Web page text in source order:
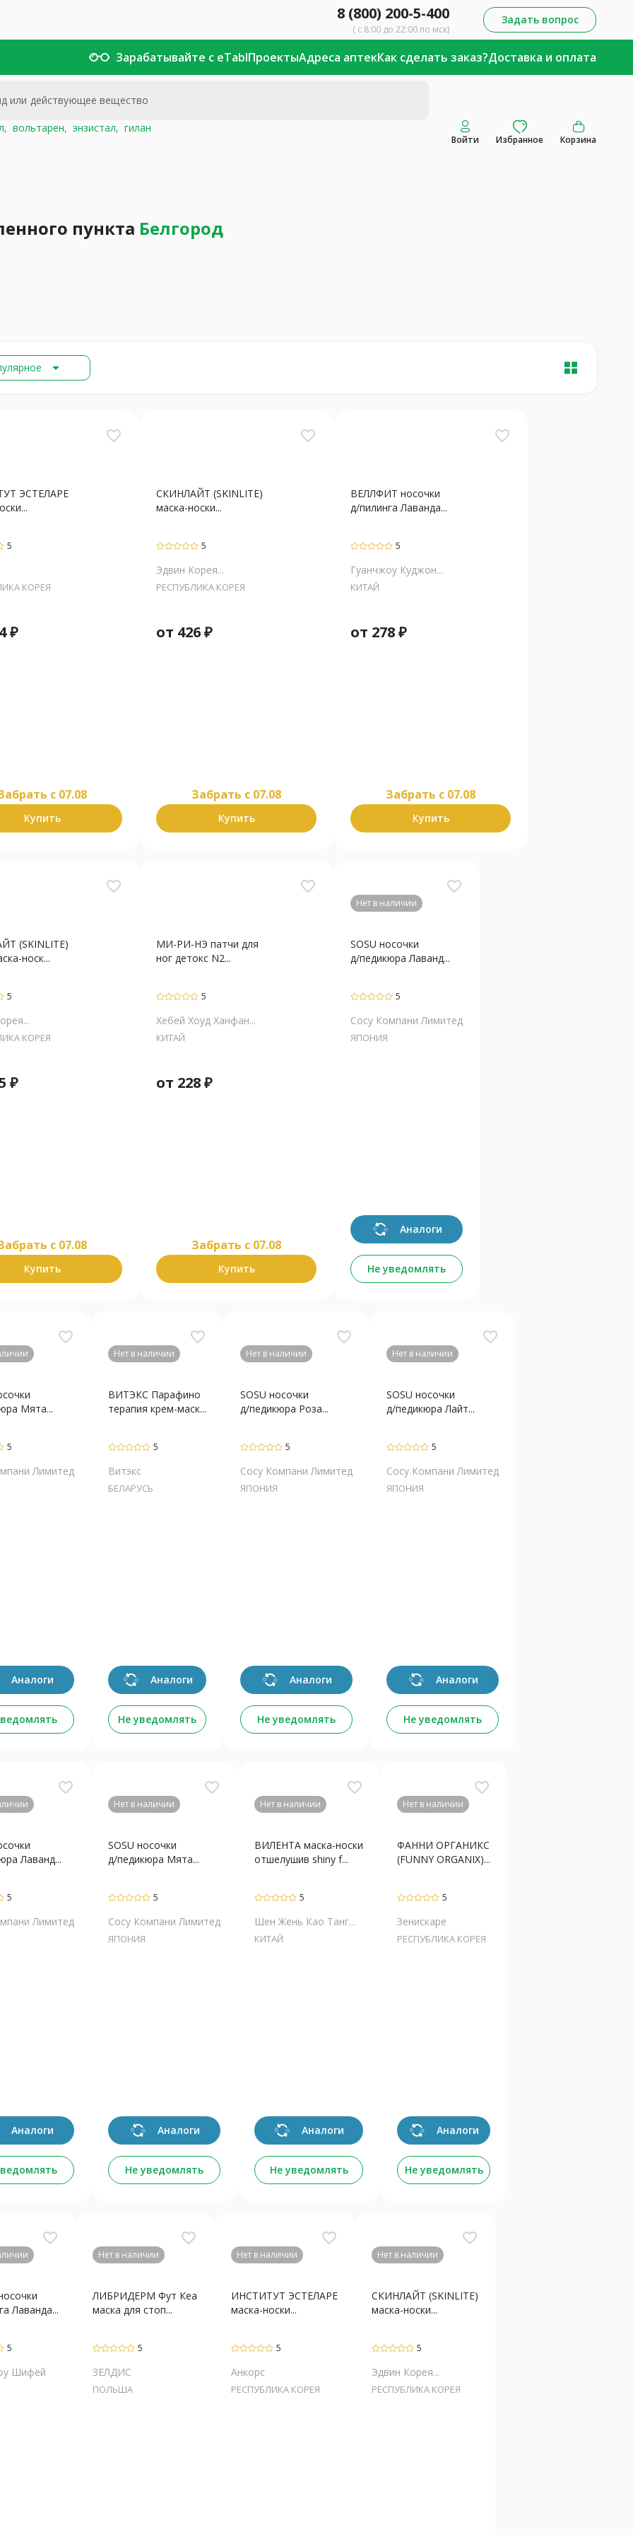
8 (800) 200-5-400
( с 8:00 до 22:00 по мск)
Задать вопрос
Зарабатывайте с eTablПроектыАдреса аптекКак сделать заказ?Доставка и оплата
вольтарен, энзистал, гилан
Войти Избранное Корзина
пункта Белгород
arrow_drop_down
favorite_border
ЭСТЕЛАРЕ
5
КОРЕЯ
₽
c 07.08
Купить
favorite_border
СКИНЛАЙТ (SKINLITE)
маска-носки...
5
Эдвин Корея...
РЕСПУБЛИКА КОРЕЯ
от 426₽
Забрать c 07.08
Купить
favorite_border
ВЕЛЛФИТ носочки
д/пилинга Лаванда...
5
Гуанчжоу Куджон...
КИТАЙ
от 278₽
Забрать c 07.08
Купить
favorite_border
(SKINLITE)
носк...
5
КОРЕЯ
₽
c 07.08
Купить
favorite_border
МИ-РИ-НЭ патчи для
ног детокс N2...
5
Хебей Хоуд Ханфан...
КИТАЙ
от 228₽
Забрать c 07.08
Купить
favorite_border
Нет в наличии
SOSU носочки
д/педикюра Лаванд...
5
Сосу Компани Лимитед
ЯПОНИЯ
Аналоги
Не уведомлять
favorite_border
Мята...
5
Лимитед
Аналоги
favorite_border
Нет в наличии
ВИТЭКС Парафино
терапия крем-маск...
5
Витэкс
БЕЛАРУСЬ
Аналоги
Не уведомлять
favorite_border
Нет в наличии
SOSU носочки
д/педикюра Роза...
5
Сосу Компани Лимитед
ЯПОНИЯ
Аналоги
Не уведомлять
favorite_border
Нет в наличии
SOSU носочки
д/педикюра Лайт...
5
Сосу Компани Лимитед
ЯПОНИЯ
Аналоги
Не уведомлять
favorite_border
Лаванд...
5
Лимитед
Аналоги
favorite_border
Нет в наличии
SOSU носочки
д/педикюра Мята...
5
Сосу Компани Лимитед
ЯПОНИЯ
Аналоги
Не уведомлять
favorite_border
Нет в наличии
ВИЛЕНТА маска-носки
отшелушив shiny f...
5
Шен Жень Као Танг...
КИТАЙ
Аналоги
Не уведомлять
favorite_border
Нет в наличии
ФАННИ ОРГАНИКС
(FUNNY ORGANIX)...
5
Зенискаре
РЕСПУБЛИКА КОРЕЯ
Аналоги
Не уведомлять
favorite_border
Лаванда...
5
Шифей
favorite_border
Нет в наличии
ЛИБРИДЕРМ Фут Кеа
маска для стоп...
5
ЗЕЛДИС
ПОЛЬША
favorite_border
Нет в наличии
ИНСТИТУТ ЭСТЕЛАРЕ
маска-носки...
5
Анкорс
РЕСПУБЛИКА КОРЕЯ
favorite_border
Нет в наличии
СКИНЛАЙТ (SKINLITE)
маска-носки...
5
Эдвин Корея...
РЕСПУБЛИКА КОРЕЯ